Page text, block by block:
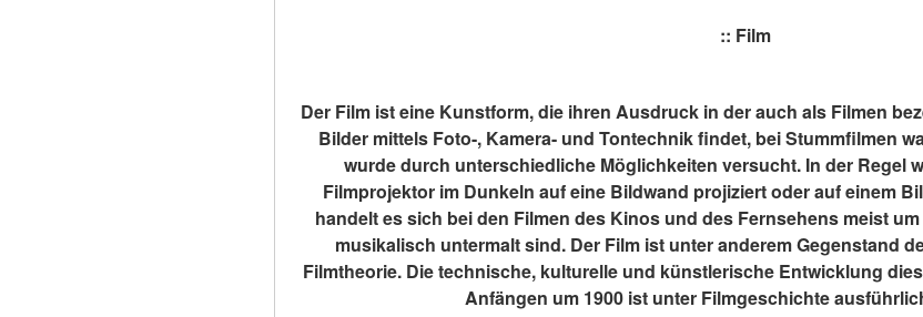
:: Film
Der Film ist eine Kunstform, die ihren Ausdruck in der auch als Filmen
Bilder mittels Foto-, Kamera- und Tontechnik findet, bei Stummfilmen
wurde durch unterschiedliche Möglichkeiten versucht. In der Regel
Filmprojektor im Dunkeln auf eine Bildwand projiziert oder auf einem
handelt es sich bei den Filmen des Kinos und des Fernsehens meist
musikalisch untermalt sind. Der Film ist unter anderem Gegenstand
Filmtheorie. Die technische, kulturelle und künstlerische Entwicklung
Anfängen um 1900 ist unter Filmgeschichte